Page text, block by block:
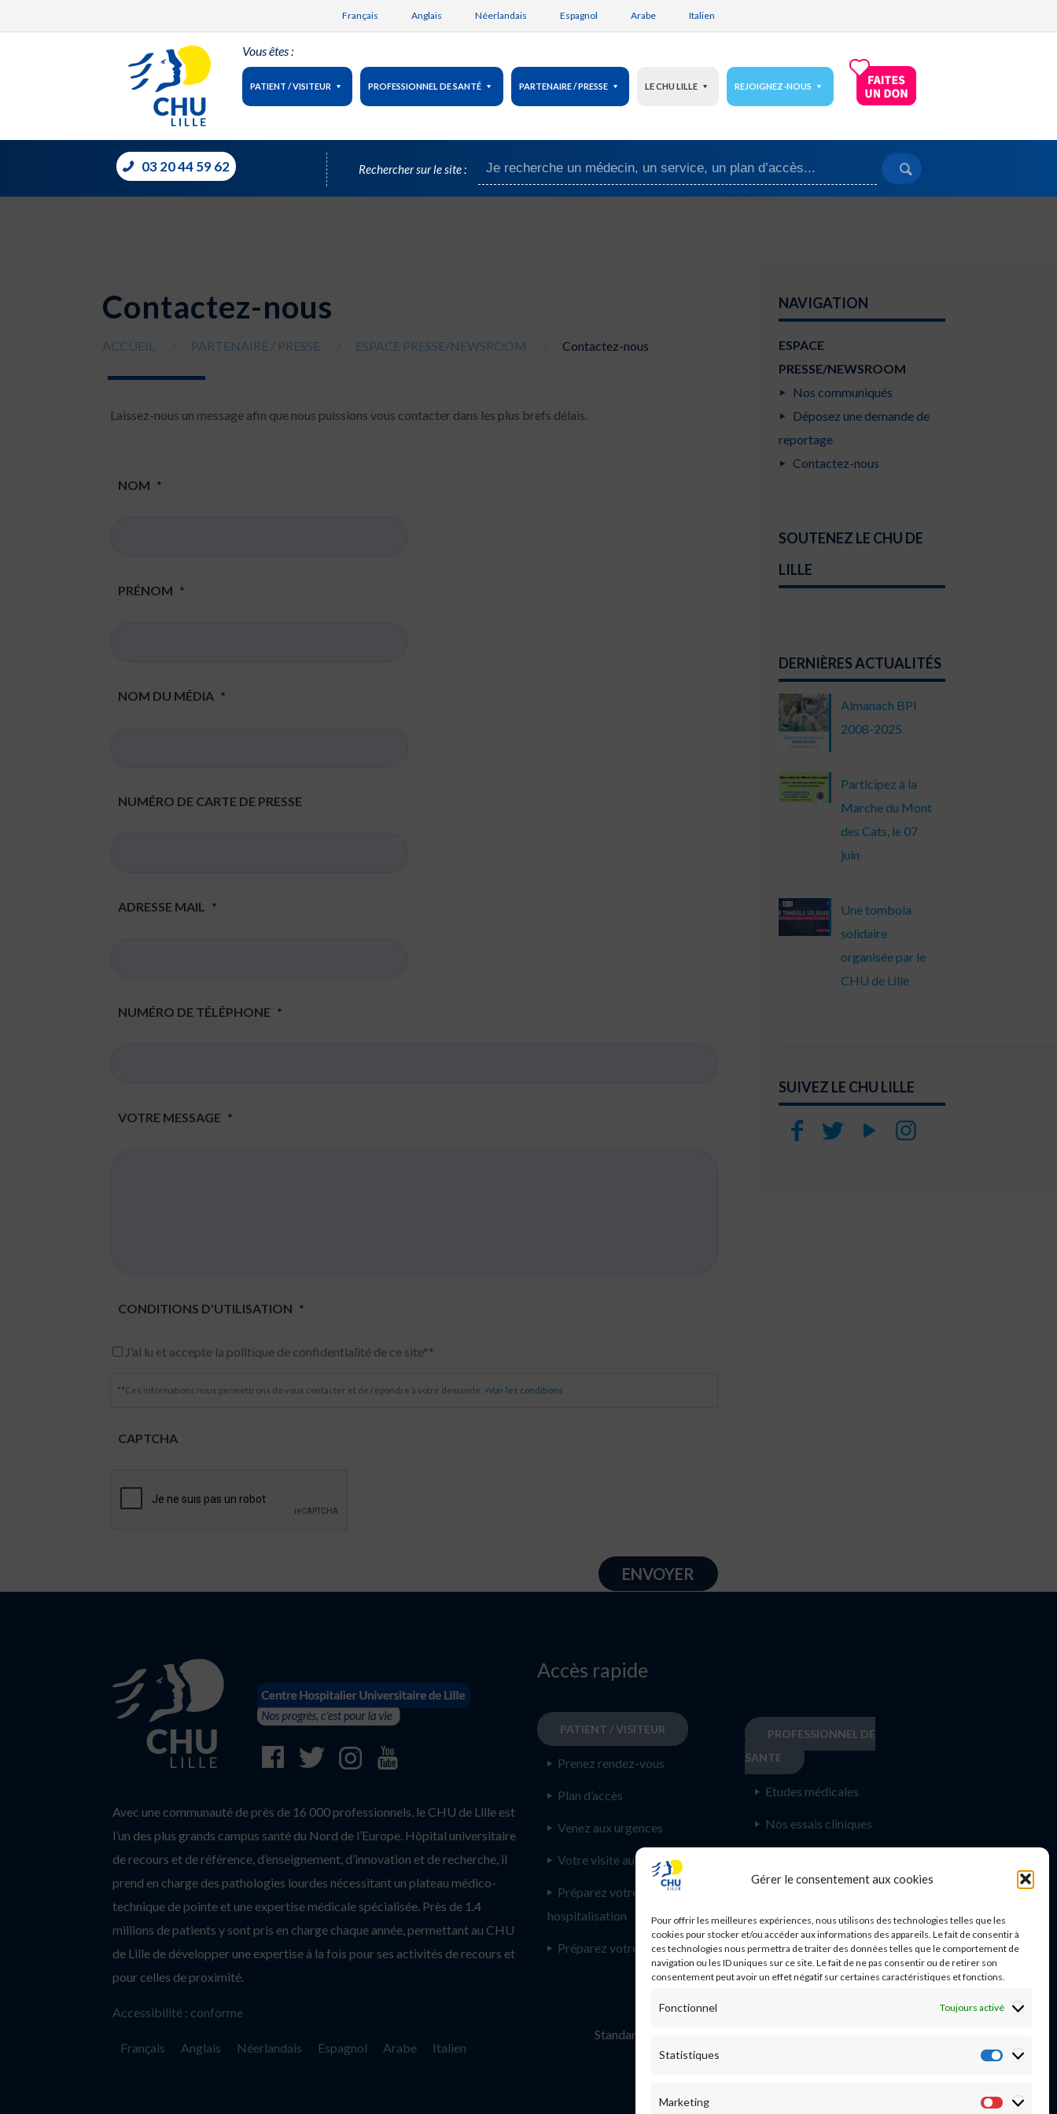
Gérer le consentement aux cookies
Pour offrir les meilleures expériences, nous utilisons des technologies telles que les
cookies pour stocker et/ou accéder aux informations des appareils. Le fait de consentir à
ces technologies nous permettra de traiter des données telles que le comportement de
navigation ou les ID uniques sur ce site. Le fait de ne pas consentir ou de retirer son
consentement peut avoir un effet négatif sur certaines caractéristiques et fonctions.
Fonctionnel Toujours activé
Statistiques
Marketing
Français Anglais Néerlandais Espagnol Arabe Italien
Vous êtes :
PATIENT / VISITEUR PROFESSIONNEL DE SANTÉ PARTENAIRE / PRESSE LE CHU LILLE REJOIGNEZ-NOUS
03 20 44 59 62 Rechercher sur le site :
Contactez-nous
ACCUEIL PARTENAIRE / PRESSE ESPACE PRESSE/NEWSROOM Contactez-nous
Laissez-nous un message afin que nous puissions vous contacter dans les plus brefs délais.
NOM *
PRÉNOM *
NOM DU MÉDIA *
NUMÉRO DE CARTE DE PRESSE
ADRESSE MAIL *
NUMÉRO DE TÉLÉPHONE *
VOTRE MESSAGE *
CONDITIONS D'UTILISATION *
J’ai lu et accepte la politique de confidentialité de ce site**
**Ces informations nous permettrons de vous contacter et de répondre à votre demande. >Voir les conditions
CAPTCHA
NAVIGATION
ESPACE
PRESSE/NEWSROOM
Nos communiqués
Déposez une demande de
reportage
Contactez-nous
SOUTENEZ LE CHU DE
LILLE
DERNIÈRES ACTUALITÉS
Almanach BPI
2008-2025
Participez à la
Marche du Mont
des Cats, le 07
juin
Une tombola
solidaire
organisée par le
CHU de Lille
SUIVEZ LE CHU LILLE
Avec une communauté de près de 16 000 professionnels, le CHU de Lille est
l’un des plus grands campus santé du Nord de l’Europe. Hôpital universitaire
de recours et de référence, d’enseignement, d’innovation et de recherche, il
prend en charge des pathologies lourdes nécessitant un plateau médico-
technique de pointe et une expertise médicale spécialisée. Près de 1.4
millions de patients y sont pris en charge chaque année, permettant au CHU
de Lille de développer une expertise à la fois pour ses activités de recours et
pour celles de proximité.
Accessibilité : conforme
Français Anglais Néerlandais Espagnol Arabe Italien
Accès rapide
PATIENT / VISITEUR
Prenez rendez-vous
Plan d’accès
Venez aux urgences
Votre visite au CHU de Lille
Préparez votre
hospitalisation
Préparez votre consultation
Standard :
PROFESSIONNEL DE
SANTE
Etudes médicales
Nos essais cliniques